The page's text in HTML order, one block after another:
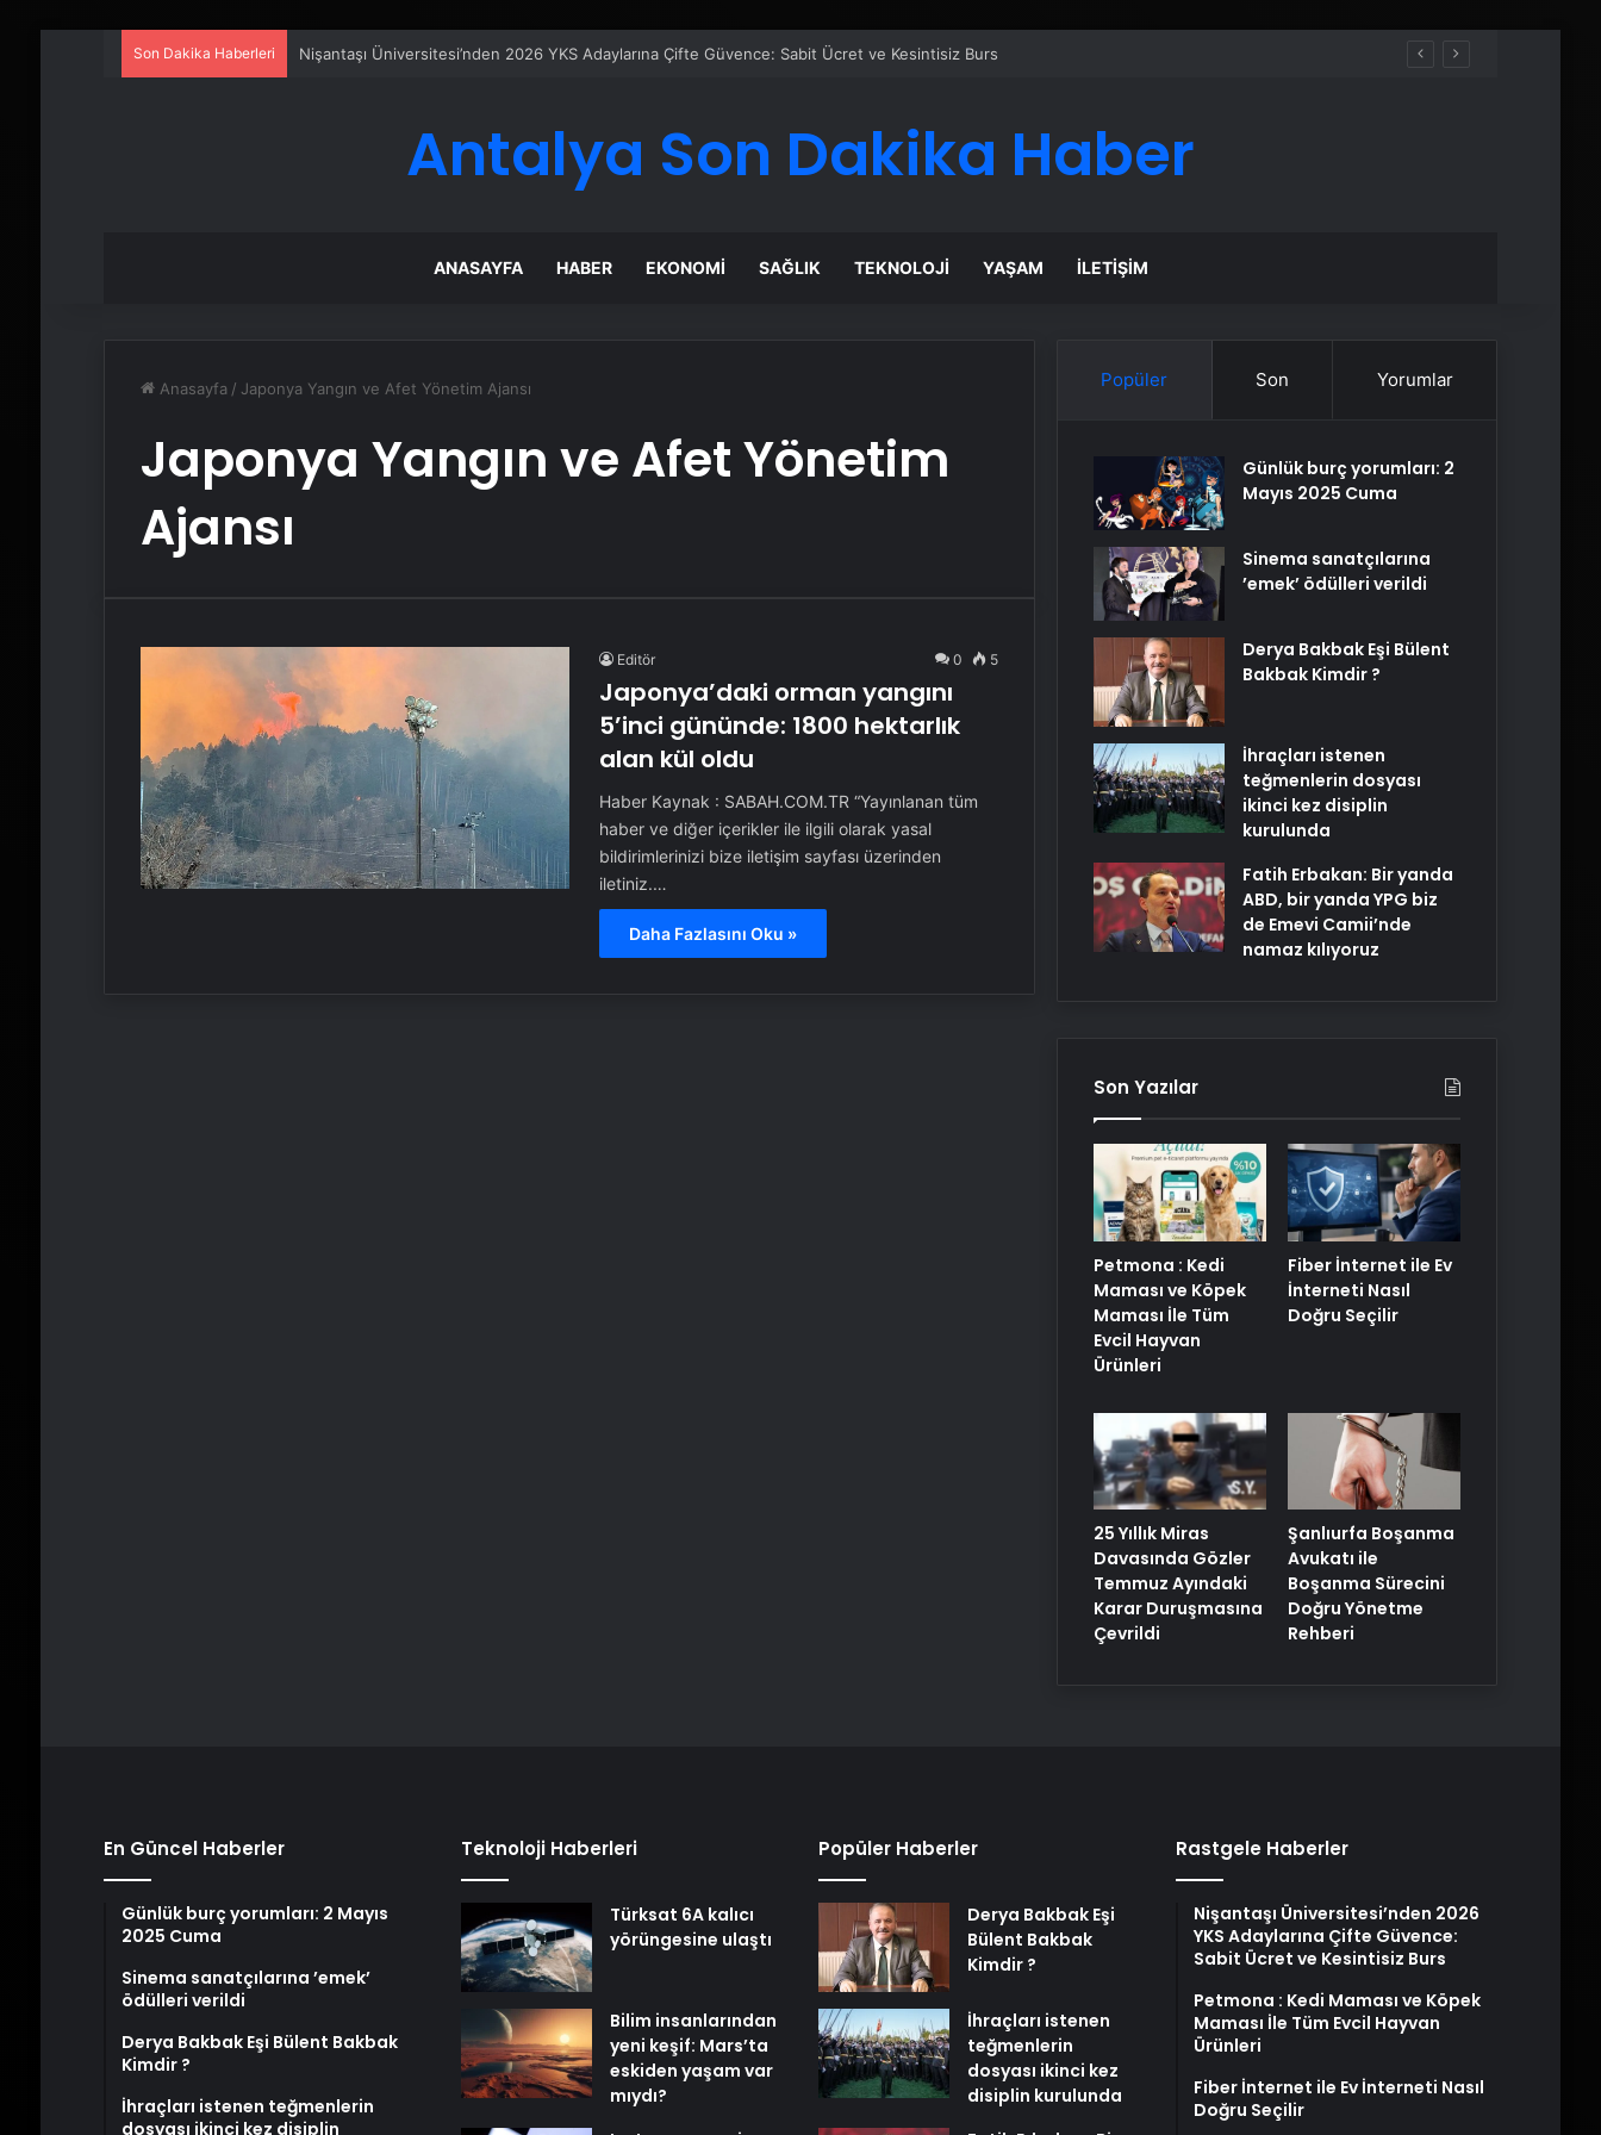
Son Dakika Haberleri Nişantaşı Üniversitesi’nden 2026 YKS Adaylarına Çifte Güvence: Sabit Ücret ve Kesintisiz Burs
Antalya Son Dakika Haber
ANASAYFA HABER EKONOMI SAĞLIK TEKNOLOJI YAŞAM İLETIŞIM
Anasayfa / Japonya Yangın ve Afet Yönetim Ajansı
Japonya Yangın ve Afet Yönetim
Ajansı
Editör 0 5
Japonya’daki orman yangını
5’inci gününde: 1800 hektarlık
alan kül oldu
Haber Kaynak : SABAH.COM.TR “Yayınlanan tüm
haber ve diğer içerikler ile ilgili olarak yasal
bildirimlerinizi bize iletişim sayfası üzerinden
iletiniz.…
Daha Fazlasını Oku »
Popüler Son Yorumlar
Günlük burç yorumları: 2
Mayıs 2025 Cuma
Sinema sanatçılarına
’emek’ ödülleri verildi
Derya Bakbak Eşi Bülent
Bakbak Kimdir ?
İhraçları istenen
teğmenlerin dosyası
ikinci kez disiplin
kurulunda
Fatih Erbakan: Bir yanda
ABD, bir yanda YPG biz
de Emevi Camii’nde
namaz kılıyoruz
Son Yazılar
Petmona : Kedi
Maması ve Köpek
Maması İle Tüm
Evcil Hayvan
Ürünleri
Fiber İnternet ile Ev
İnterneti Nasıl
Doğru Seçilir
25 Yıllık Miras
Davasında Gözler
Temmuz Ayındaki
Karar Duruşmasına
Çevrildi
Şanlıurfa Boşanma
Avukatı ile
Boşanma Sürecini
Doğru Yönetme
Rehberi
En Güncel Haberler
Günlük burç yorumları: 2 Mayıs
2025 Cuma
Sinema sanatçılarına ’emek’
ödülleri verildi
Derya Bakbak Eşi Bülent Bakbak
Kimdir ?
İhraçları istenen teğmenlerin
dosyası ikinci kez disiplin
Teknoloji Haberleri
Türksat 6A kalıcı
yörüngesine ulaştı
Bilim insanlarından
yeni keşif: Mars’ta
eskiden yaşam var
mıydı?
Popüler Haberler
Derya Bakbak Eşi
Bülent Bakbak
Kimdir ?
İhraçları istenen
teğmenlerin
dosyası ikinci kez
disiplin kurulunda
Rastgele Haberler
Nişantaşı Üniversitesi’nden 2026
YKS Adaylarına Çifte Güvence:
Sabit Ücret ve Kesintisiz Burs
Petmona : Kedi Maması ve Köpek
Maması İle Tüm Evcil Hayvan
Ürünleri
Fiber İnternet ile Ev İnterneti Nasıl
Doğru Seçilir